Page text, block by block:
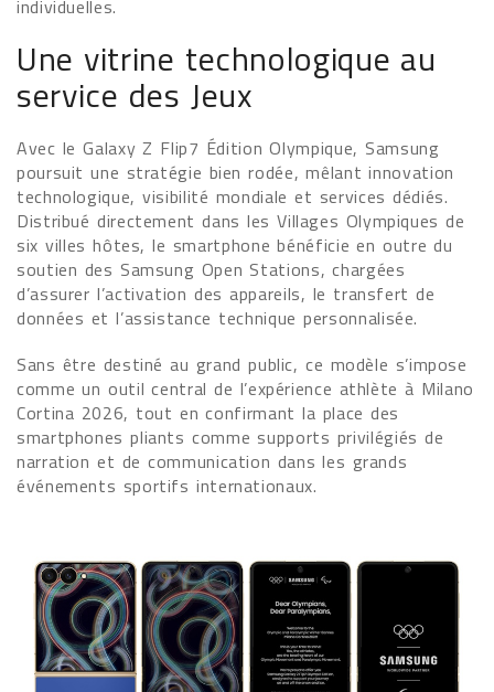
individuelles.
Une vitrine technologique au
service des Jeux
Avec le Galaxy Z Flip7 Édition Olympique, Samsung
poursuit une stratégie bien rodée, mêlant innovation
technologique, visibilité mondiale et services dédiés.
Distribué directement dans les Villages Olympiques de
six villes hôtes, le smartphone bénéficie en outre du
soutien des Samsung Open Stations, chargées
d’assurer l’activation des appareils, le transfert de
données et l’assistance technique personnalisée.
Sans être destiné au grand public, ce modèle s’impose
comme un outil central de l’expérience athlète à Milano
Cortina 2026, tout en confirmant la place des
smartphones pliants comme supports privilégiés de
narration et de communication dans les grands
événements sportifs internationaux.